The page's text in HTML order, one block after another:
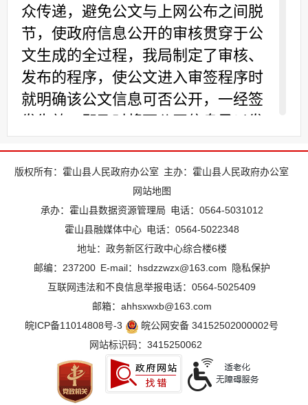
众传递，避免公文与上网公布之间脱
节，使政府信息公开的审核贯穿于公
文生成的全过程，我局制定了审核、
发布的程序，使公文进入审签程序时
就明确该公文信息可否公开，一经签
二、主动公开政府信息情况
2017年，我局在政府信息公开网上共
主动公开政府信息551条。同时，还积
极利用省市县网站平台。及时回复衡
山论坛、百姓畅言、地方领导留言板
关于群众关心的帖子，回复率达到
100%。
丰富政府信息公开形式：一是利用霍
山政府信息公开网等媒体向社会公开
发布信息；二是公布局办公电话，
5022013（局办公室），接受社会的
版权所有：霍山县人民政府办公室 主办：霍山县人民政府办公室
网站地图
承办：霍山县数据资源管理局 电话：0564-5031012
霍山县融媒体中心 电话：0564-5022348
地址：政务新区行政中心综合楼6楼
邮编：237200 E-mail：hsdzzwzx@163.com
隐私保护
互联网违法和不良信息举报电话：0564-5025409
邮箱：ahhsxwxb@163.com
皖ICP备11014808号-3
皖公网安备 34152502000002号
网站标识码：3415250062